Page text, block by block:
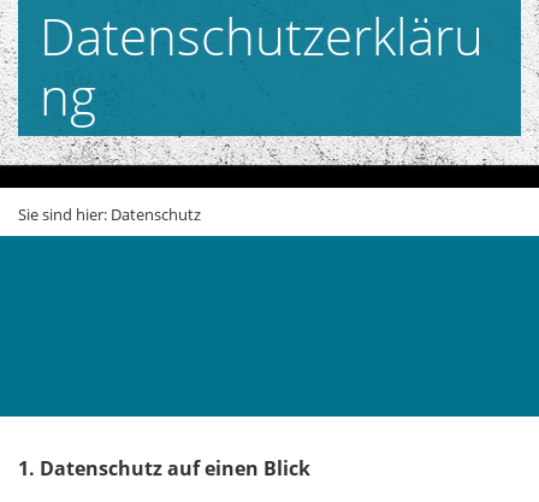
Datenschutzerkläru
ng
Sie sind hier: Datenschutz
1. Datenschutz auf einen Blick